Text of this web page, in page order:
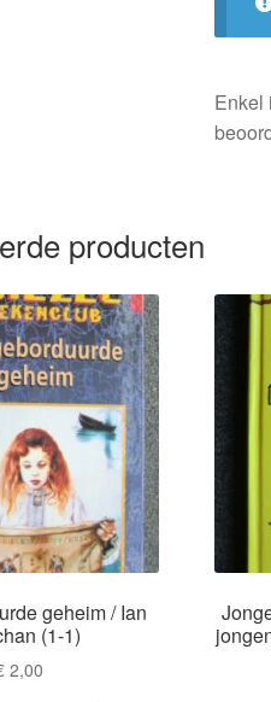
Enkel
producten
geheim / Ian
(1-1)
2,00